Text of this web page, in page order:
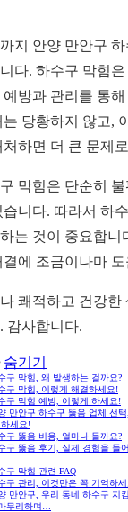
지 안양 만안구
다. 하수구 막힘
예방과 관리를 통
는 당황하지 않고,
처하면 더 큰 문제
막힘은 단순히
습니다. 따라서 하
는 것이 중요합니
결에 조금이나마
쾌적하고 건강한
감사합니다.
숨기기
구 막힘, 왜 발생하는 걸까요?
구 막힘, 이렇게 해결하세요!
구 막힘 예방, 이렇게 하세요!
만안구 하수구 뚫음 업체 선
세요!
구 뚫음 비용, 얼마나 들까요?
구 뚫음 후기, 실제 경험을 들
구 막힘 관련 FAQ
구 관리, 이것만은 꼭 기억하
만안구, 우리 동네 하수구 지
무리하며…